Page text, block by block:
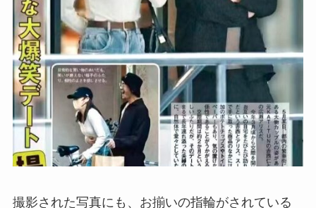
撮影された写真にも、お揃いの指輪がされている